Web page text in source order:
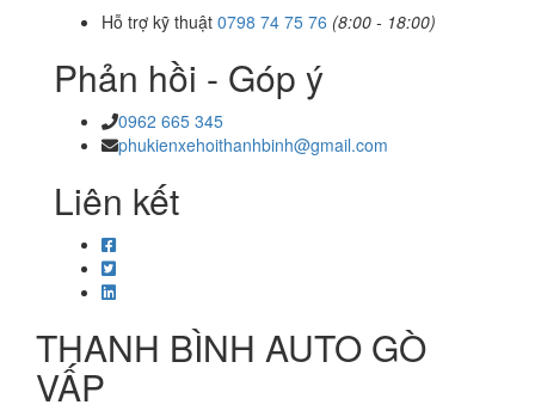
Hỗ trợ kỹ thuật 0798 74 75 76 (8:00 - 18:00)
Phản hồi - Góp ý
0962 665 345
phukienxehoithanhbinh@gmail.com
Liên kết
THANH BÌNH AUTO GÒ
VẤP